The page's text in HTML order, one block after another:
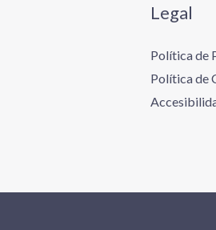
Legal
Política de
Política de